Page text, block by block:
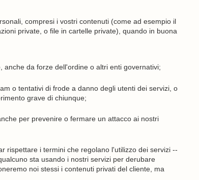
compresi i vostri contenuti (come ad esempio il
private, o file in cartelle private), quando in buona
da forze dell'ordine o altri enti governativi;
o tentativi di frode a danno degli utenti dei servizi, o
grave di chiunque;
per prevenire o fermare un attacco ai nostri
rispettare i termini che regolano l'utilizzo dei servizi --
sta usando i nostri servizi per derubare
noi stessi i contenuti privati ​​del cliente, ma